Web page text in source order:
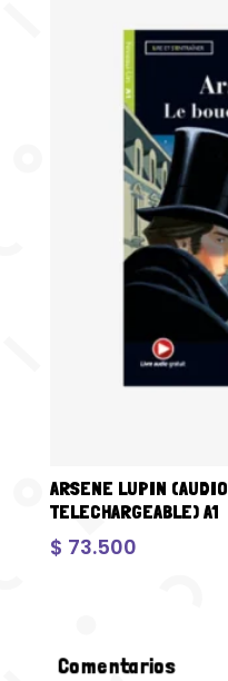
ARSENE LUPIN (AUDIO
TELECHARGEABLE) A1
$ 73.500
Comentarios